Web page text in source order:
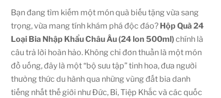
Bạn đang tìm kiếm một món quà biếu tặng vừa sang
trọng, vừa mang tính khám phá độc đáo? Hộp Quà 24
Loại Bia Nhập Khẩu Châu Âu (24 lon 500ml)chính là
câu trả lời hoàn hảo. Không chỉ đơn thuần là một món
đồ uống, đây là một “bộ sưu tập” tinh hoa, đưa người
thưởng thức du hành qua những vùng đất bia danh
tiếng nhất thế giới như Đức, Bỉ, Tiệp Khắc và các quốc